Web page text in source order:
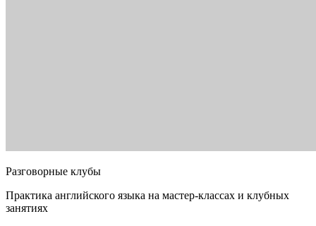
Разговорные клубы
Практика английского языка на мастер-классах и клубных
занятиях